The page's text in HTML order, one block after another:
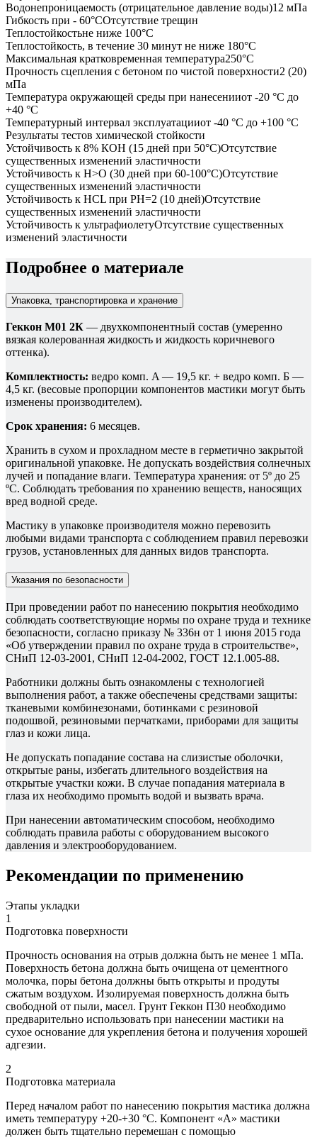
Водонепроницаемость (отрицательное давление воды)12 мПа
Гибкость при - 60°СОтсутствие трещин
Теплостойкостьне ниже 100°С
Теплостойкость, в течение 30 минут не ниже 180°С
Максимальная кратковременная температура250°С
Прочность сцепления с бетоном по чистой поверхности2 (20)
мПа
Температура окружающей среды при нанесенииот -20 °С до
+40 °С
Температурный интервал эксплуатацииот -40 °С до +100 °С
Результаты тестов химической стойкости
Устойчивость к 8% КОН (15 дней при 50°С)Отсутствие
существенных изменений эластичности
Устойчивость к Н>О (30 дней при 60-100°С)Отсутствие
существенных изменений эластичности
Устойчивость к HCL при PH=2 (10 дней)Отсутствие
существенных изменений эластичности
Устойчивость к ультрафиолетуОтсутствие существенных
изменений эластичности
Подробнее о материале
Упаковка, транспортировка и хранение
Геккон М01 2К — двухкомпонентный состав (умеренно
вязкая колерованная жидкость и жидкость коричневого
оттенка).
Комплектность: ведро комп. A — 19,5 кг. + ведро комп. Б —
4,5 кг. (весовые пропорции компонентов мастики могут быть
изменены производителем).
Срок хранения: 6 месяцев.
Хранить в сухом и прохладном месте в герметично закрытой
оригинальной упаковке. Не допускать воздействия солнечных
лучей и попадание влаги. Температура хранения: от 5º до 25
ºС. Соблюдать требования по хранению веществ, наносящих
вред водной среде.
Мастику в упаковке производителя можно перевозить
любыми видами транспорта с соблюдением правил перевозки
грузов, установленных для данных видов транспорта.
Указания по безопасности
При проведении работ по нанесению покрытия необходимо
соблюдать соответствующие нормы по охране труда и технике
безопасности, согласно приказу № 336н от 1 июня 2015 года
«Об утверждении правил по охране труда в строительстве»,
СНиП 12-03-2001, СНиП 12-04-2002, ГОСТ 12.1.005-88.
Работники должны быть ознакомлены с технологией
выполнения работ, а также обеспечены средствами защиты:
тканевыми комбинезонами, ботинками с резиновой
подошвой, резиновыми перчатками, приборами для защиты
глаз и кожи лица.
Не допускать попадание состава на слизистые оболочки,
открытые раны, избегать длительного воздействия на
открытые участки кожи. В случае попадания материала в
глаза их необходимо промыть водой и вызвать врача.
При нанесении автоматическим способом, необходимо
соблюдать правила работы с оборудованием высокого
давления и электрооборудованием.
Рекомендации по применению
Этапы укладки
1
Подготовка поверхности
Прочность основания на отрыв должна быть не менее 1 мПа.
Поверхность бетона должна быть очищена от цементного
молочка, поры бетона должны быть открыты и продуты
сжатым воздухом. Изолируемая поверхность должна быть
свободной от пыли, масел. Грунт Геккон П30 необходимо
предварительно использовать при нанесении мастики на
сухое основание для укрепления бетона и получения хорошей
адгезии.
2
Подготовка материала
Перед началом работ по нанесению покрытия мастика должна
иметь температуру +20-+30 °С. Компонент «А» мастики
должен быть тщательно перемешан с помощью